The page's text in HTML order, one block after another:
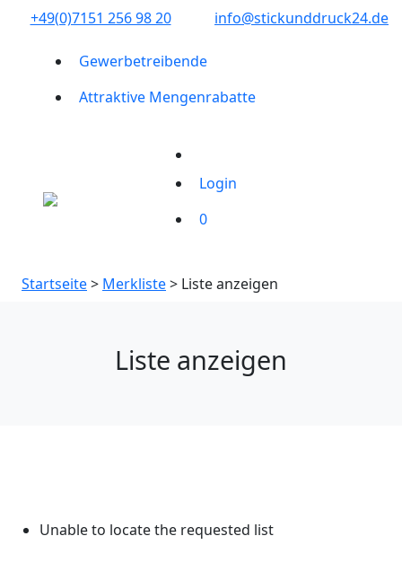
+49(0)7151 256 98 20‬ info@stickunddruck24.de
Gewerbetreibende
Attraktive Mengenrabatte
Login
0
Startseite> Merkliste> Liste anzeigen
Liste anzeigen
Unable to locate the requested list